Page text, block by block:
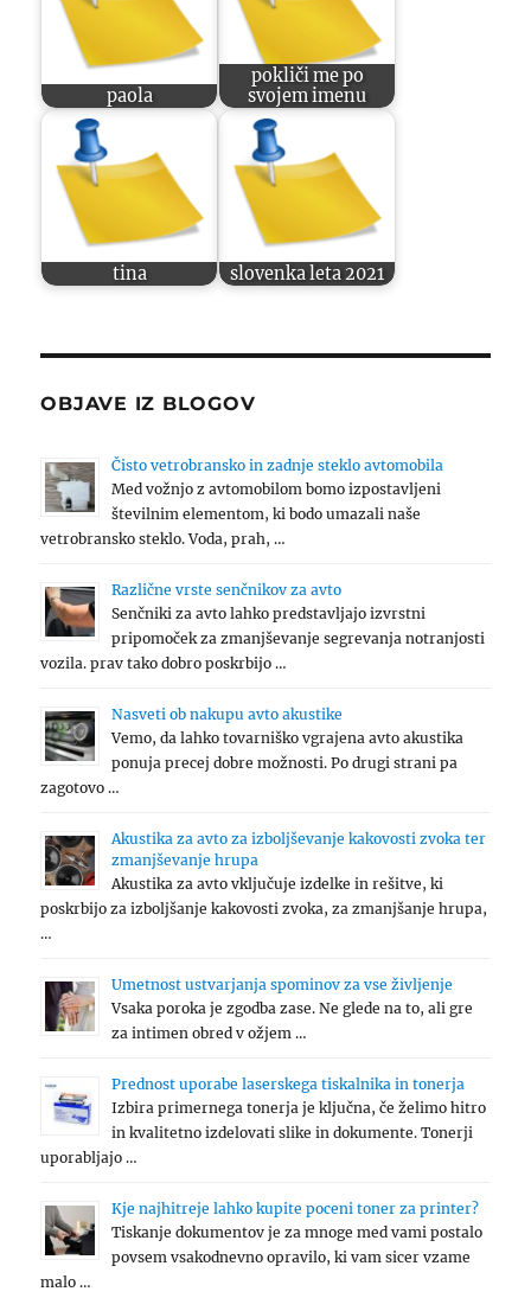
paola
pokliči me po
svojem imenu
tina slovenka leta 2021
OBJAVE IZ BLOGOV
Čisto vetrobransko in zadnje steklo avtomobila
Med vožnjo z avtomobilom bomo izpostavljeni
številnim elementom, ki bodo umazali naše
vetrobransko steklo. Voda, prah, …
Različne vrste senčnikov za avto
Senčniki za avto lahko predstavljajo izvrstni
pripomoček za zmanjševanje segrevanja notranjosti
vozila. prav tako dobro poskrbijo …
Nasveti ob nakupu avto akustike
Vemo, da lahko tovarniško vgrajena avto akustika
ponuja precej dobre možnosti. Po drugi strani pa
zagotovo …
Akustika za avto za izboljševanje kakovosti zvoka ter
zmanjševanje hrupa
Akustika za avto vključuje izdelke in rešitve, ki
poskrbijo za izboljšanje kakovosti zvoka, za zmanjšanje hrupa,
…
Umetnost ustvarjanja spominov za vse življenje
Vsaka poroka je zgodba zase. Ne glede na to, ali gre
za intimen obred v ožjem …
Prednost uporabe laserskega tiskalnika in tonerja
Izbira primernega tonerja je ključna, če želimo hitro
in kvalitetno izdelovati slike in dokumente. Tonerji
uporabljajo …
Kje najhitreje lahko kupite poceni toner za printer?
Tiskanje dokumentov je za mnoge med vami postalo
povsem vsakodnevno opravilo, ki vam sicer vzame
malo …